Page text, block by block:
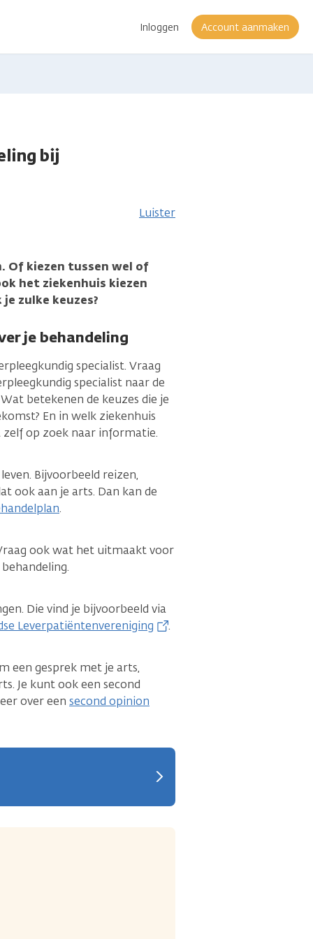
Inloggen Account aanmaken
bij
Luister
Of kiezen tussen wel of
het ziekenhuis kiezen
zulke keuzes?
je behandeling
specialist. Vraag
specialist naar de
betekenen de keuzes die je
En in welk ziekenhuis
zelf op zoek naar informatie.
Bijvoorbeeld reizen,
ook aan je arts. Dan kan de
.
ook wat het uitmaakt voor
Die vind je bijvoorbeeld via
Leverpatiëntenvereniging .
een gesprek met je arts,
Je kunt ook een second
over een second opinion